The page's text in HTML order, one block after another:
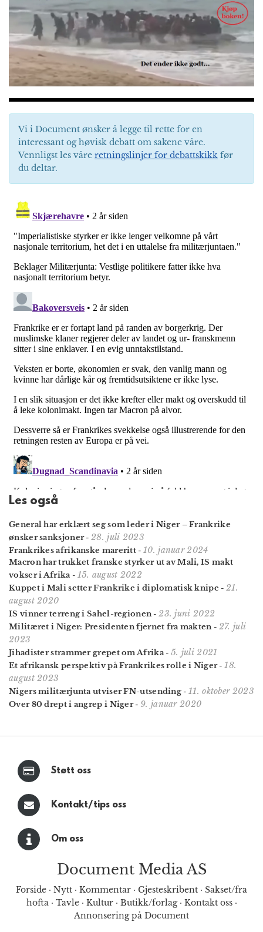
Vi i Document ønsker å legge til rette for en
interessant og høvisk debatt om sakene våre.
Vennligst les våre retningslinjer for debattskikk før
du deltar.
Les også
General har erklært seg som leder i Niger – Frankrike
ønsker sanksjoner-28. juli 2023
Frankrikes afrikanske mareritt - 10. januar 2024
Macron har trukket franske styrker ut av Mali, IS makt
vokser i Afrika - 15. august 2022
Kuppet i Mali setter Frankrike i diplomatisk knipe - 21.
august 2020
IS vinner terreng i Sahel-regionen-23. juni 2022
Militæret i Niger: Presidenten fjernet fra makten- 27. juli
2023
Jihadister strammer grepet om Afrika- 5. juli 2021
Et afrikansk perspektiv på Frankrikes rolle i Niger-18.
august 2023
Nigers militærjunta utviser FN-utsending - 11. oktober 2023
Over 80 drept i angrep i Niger- 9. januar 2020
Støtt oss
Kontakt/tips oss
Om oss
Document Media AS
Forside · Nytt · Kommentar · Gjesteskribent · Sakset/fra
hofta· Tavle· Kultur· Butikk/forlag· Kontakt oss·
Annonsering på Document